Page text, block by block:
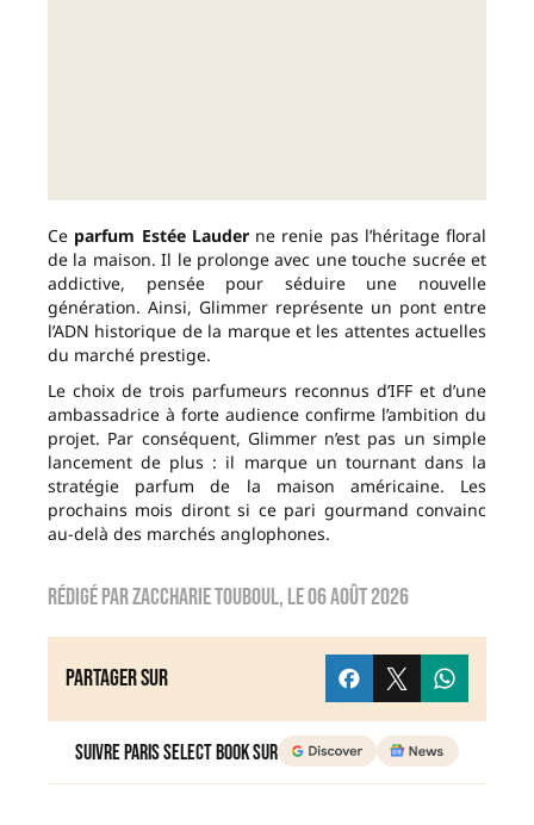
Ce parfum Estée Lauderne renie pas l’héritage floral
de la maison. Il le prolonge avec une touche sucrée et
addictive, pensée pour séduire une nouvelle
génération. Ainsi, Glimmer représente un pont entre
l’ADN historique de la marque et les attentes actuelles
du marché prestige.
Le choix de trois parfumeurs reconnus d’IFF et d’une
ambassadrice à forte audience confirme l’ambition du
projet. Par conséquent, Glimmer n’est pas un simple
lancement de plus : il marque un tournant dans la
stratégie parfum de la maison américaine. Les
prochains mois diront si ce pari gourmand convainc
au-delà des marchés anglophones.
Rédigé parzaccharie touboul, le06 août 2026
Partager sur
Suivre Paris Select Book sur